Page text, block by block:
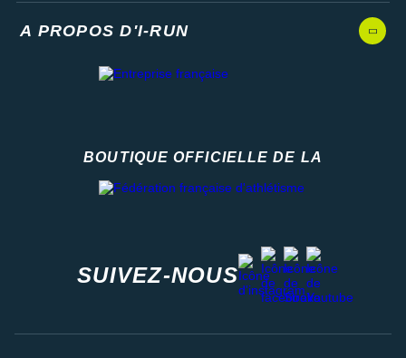
A PROPOS D'I-RUN
BOUTIQUE OFFICIELLE DE LA
SUIVEZ-NOUS
instagram
facebook
stravayoutube